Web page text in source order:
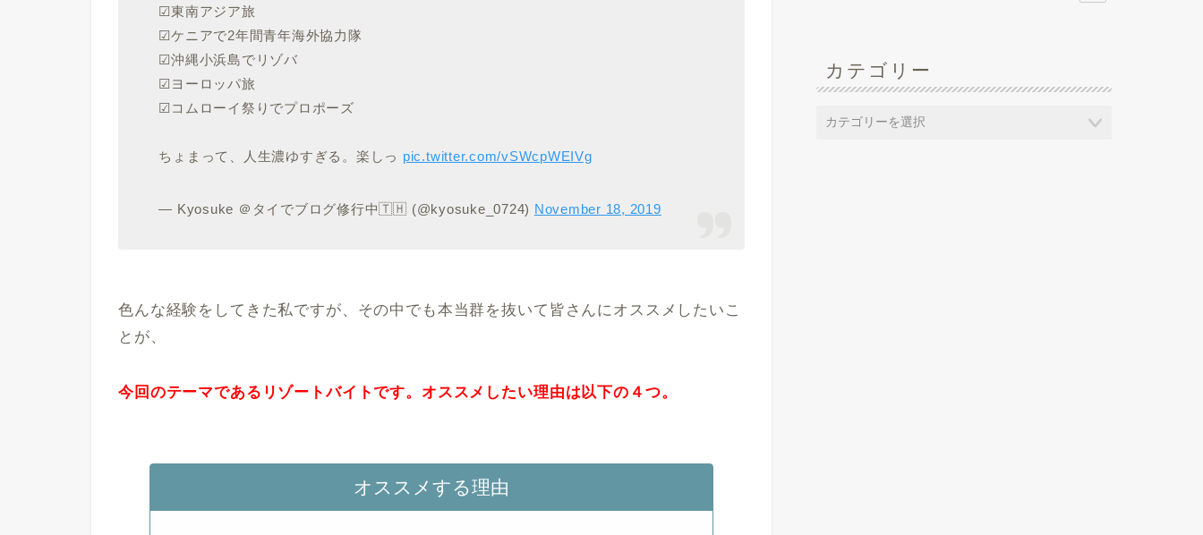
☑︎東南アジア旅
☑︎ケニアで2年間青年海外協力隊
☑︎沖縄小浜島でリゾバ
☑︎ヨーロッパ旅
☑︎コムローイ祭りでプロポーズ
ちょまって、人生濃ゆすぎる。楽しっ pic.twitter.com/vSWcpWEIVg
— Kyosuke ＠タイでブログ修行中🇹🇭 (@kyosuke_0724) November 18, 2019
色んな経験をしてきた私ですが、その中でも本当群を抜いて皆さんにオススメしたいこ
とが、
今回のテーマであるリゾートバイトです。オススメしたい理由は以下の４つ。
オススメする理由
カテゴリー